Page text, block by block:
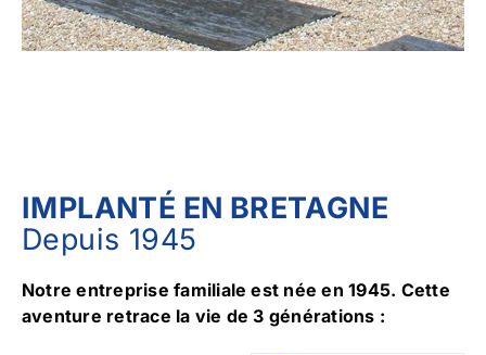
IMPLANTÉ EN BRETAGNE
Depuis 1945
Notre entreprise familiale est née en 1945. Cette
aventure retrace la vie de 3 générations :